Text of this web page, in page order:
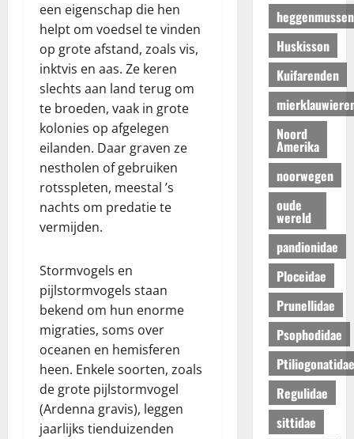
een eigenschap die hen
helpt om voedsel te vinden
op grote afstand, zoals vis,
inktvis en aas. Ze keren
slechts aan land terug om
te broeden, vaak in grote
kolonies op afgelegen
eilanden. Daar graven ze
nestholen of gebruiken
rotsspleten, meestal ’s
nachts om predatie te
vermijden.
Stormvogels en
pijlstormvogels staan
bekend om hun enorme
migraties, soms over
oceanen en hemisferen
heen. Enkele soorten, zoals
de grote pijlstormvogel
(Ardenna gravis), leggen
jaarlijks tienduizenden
heggenmussen
Huskisson
Kuifarenden
Noord
Amerika
noorwegen
oude
wereld
pandionidae
Ploceidae
Prunellidae
Psophodidae
Ptiliogonatidae
Regulidae
sittidae